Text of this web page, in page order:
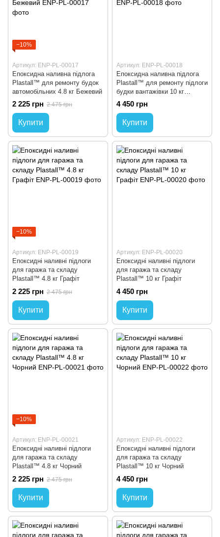
−10%
Артикул: ENP-PL-00017
Епоксидна наливна підлога
Plastall™ для ремонту будок
автомобільних 4.8 кг Бежевий
2 225 грн 2 475 грн
Купити
Артикул: ENP-PL-00018
Епоксидна наливна підлога
Plastall™ для ремонту підлоги
будки вантажівки 10 кг
Бежевий
4 450 грн
Купити
−10%
Артикул: ENP-PL-00019
Епоксидні наливні підлоги
для гаража та складу
Plastall™ 4.8 кг Графіт
2 225 грн 2 475 грн
Купити
Артикул: ENP-PL-00020
Епоксидні наливні підлоги
для гаража та складу
Plastall™ 10 кг Графіт
4 450 грн
Купити
−10%
Артикул: ENP-PL-00021
Епоксидні наливні підлоги
для гаража та складу
Plastall™ 4.8 кг Чорний
2 225 грн 2 475 грн
Купити
Артикул: ENP-PL-00022
Епоксидні наливні підлоги
для гаража та складу
Plastall™ 10 кг Чорний
4 450 грн
Купити